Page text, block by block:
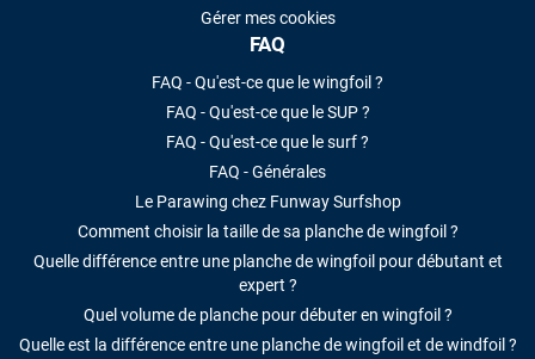
Gérer mes cookies
FAQ
FAQ - Qu'est-ce que le wingfoil ?
FAQ - Qu'est-ce que le SUP ?
FAQ - Qu'est-ce que le surf ?
FAQ - Générales
Le Parawing chez Funway Surfshop
Comment choisir la taille de sa planche de wingfoil ?
Quelle différence entre une planche de wingfoil pour débutant et
expert ?
Quel volume de planche pour débuter en wingfoil ?
Quelle est la différence entre une planche de wingfoil et de windfoil ?
avec moi les caractéristiques des
sur le matériel à choisir, et m’a même
plus. Niveau réactivité, c’est au top :
le lendemain, et j’ai bien reçu tout le
propre et soigné. Plus qu’à tester ça sur
professionnalisme et sa réactivité.
Sébastien BACHELIER
Cela faisait 6 mois que je galérais à
m'ont trouvé une pépite à laquelle je
Excellent conseil excellent prix et en
encore pour cette severne dyno !